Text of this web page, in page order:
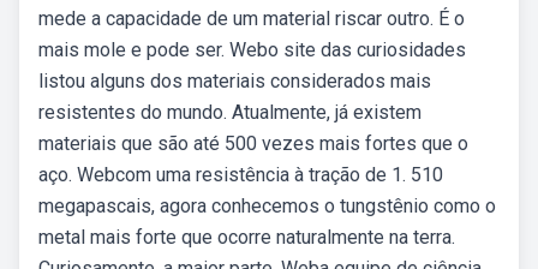
mede a capacidade de um material riscar outro. É o
mais mole e pode ser. Webo site das curiosidades
listou alguns dos materiais considerados mais
resistentes do mundo. Atualmente, já existem
materiais que são até 500 vezes mais fortes que o
aço. Webcom uma resistência à tração de 1. 510
megapascais, agora conhecemos o tungstênio como o
metal mais forte que ocorre naturalmente na terra.